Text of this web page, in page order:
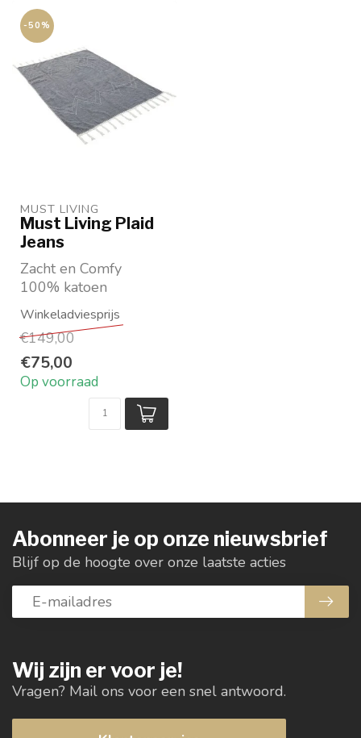
-50%
MUST LIVING
Must Living Plaid
Jeans
Zacht en Comfy
100% katoen
130x200 cm
Jeans Blauw
Merk: Must Living
€149,00
€75,00
Op voorraad
Wij zijn er voor je!
Vragen? Mail ons voor een snel antwoord.
Abonneer je op onze nieuwsbrief
Blijf op de hoogte over onze laatste acties